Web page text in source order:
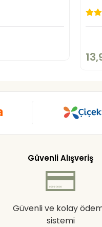
USD
Güvenli Alışveriş
Güvenli ve kolay
sistemi